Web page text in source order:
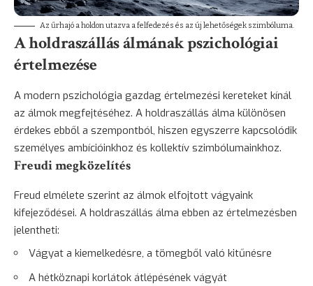
Az űrhajó a holdon utazva a felfedezés és az új lehetőségek szimbóluma.
A holdraszállás álmának pszichológiai
értelmezése
A modern pszichológia gazdag értelmezési kereteket kínál
az álmok megfejtéséhez. A holdraszállás álma különösen
érdekes ebből a szempontból, hiszen egyszerre kapcsolódik
személyes ambícióinkhoz és kollektív szimbólumainkhoz.
Freudi megközelítés
Freud elmélete szerint az álmok elfojtott vágyaink
kifejeződései. A holdraszállás álma ebben az értelmezésben
jelentheti:
Vágyat a kiemelkedésre, a tömegből való kitűnésre
A hétköznapi korlátok átlépésének vágyát